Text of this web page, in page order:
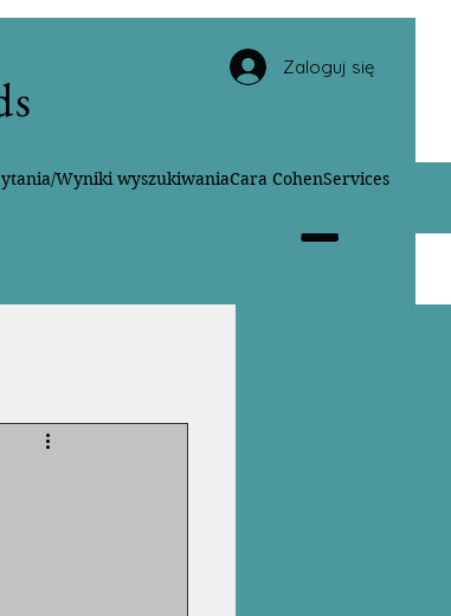
Zaloguj się
Wyniki wyszukiwaniaCara CohenServices